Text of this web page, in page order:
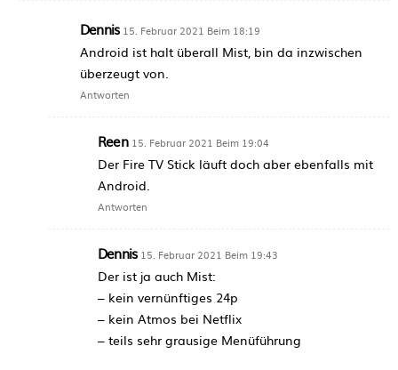
Dennis 15. Februar 2021 Beim 18:19
Android ist halt überall Mist, bin da inzwischen
überzeugt von.
Antworten
Reen 15. Februar 2021 Beim 19:04
Der Fire TV Stick läuft doch aber ebenfalls mit
Android.
Antworten
Dennis 15. Februar 2021 Beim 19:43
Der ist ja auch Mist:
– kein vernünftiges 24p
– kein Atmos bei Netflix
– teils sehr grausige Menüführung